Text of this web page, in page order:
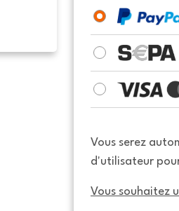
Vous serez
d'utilisateur
Vous souhaitez